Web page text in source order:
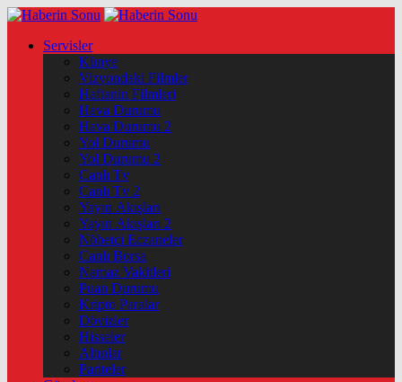
Servisler
Künye
Vizyondaki Filmler
Haftanin Filmleri
Hava Durumu
Hava Durumu 2
Yol Durumu
Yol Durumu 2
Canlı Tv
Canlı Tv 2
Yayın Akışları
Yayın Akışları 2
Nöbetçi Eczaneler
Canlı Borsa
Namaz Vakitleri
Puan Durumu
Kripto Paralar
Dövizler
Hisseler
Altınlar
Pariteler